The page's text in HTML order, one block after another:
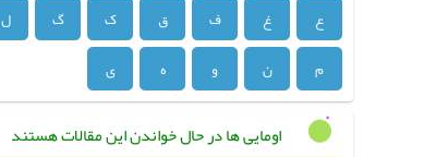
ع
غ ف ق ک گ
ل
م
ن و ه ی
اومایی ها در حال خواندن این مقالات هستند